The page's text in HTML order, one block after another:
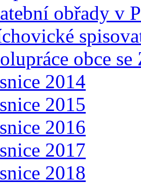
obřady v
obce
2014
2015
2016
2017
2018